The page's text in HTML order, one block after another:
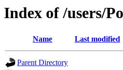
Index of /users/
Name Last modified
Parent Directory